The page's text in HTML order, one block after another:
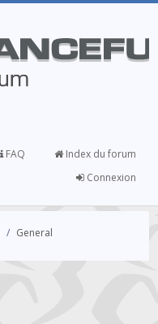
Index du forum
FAQ
Connexion
/ General